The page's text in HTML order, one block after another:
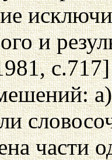
и
с.717]
части